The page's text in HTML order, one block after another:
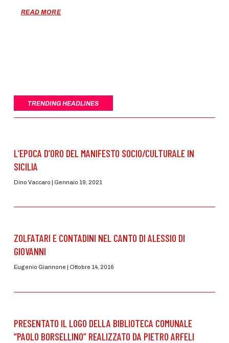
READ MORE
TRENDING HEADLINES
L’EPOCA D’ORO DEL MANIFESTO SOCIO/CULTURALE IN
SICILIA
Dino Vaccaro Gennaio 19, 2021
ZOLFATARI E CONTADINI NEL CANTO DI ALESSIO DI
GIOVANNI
Eugenio Giannone Ottobre 14, 2016
PRESENTATO IL LOGO DELLA BIBLIOTECA COMUNALE
“PAOLO BORSELLINO” REALIZZATO DA PIETRO ARFELI